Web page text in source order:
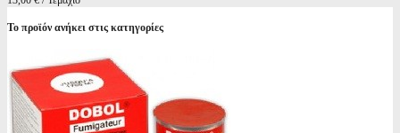
Το προϊόν ανήκει στις κατηγορίες